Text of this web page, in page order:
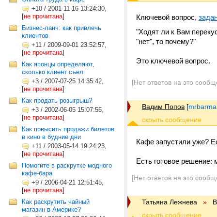
+10 / 2001-11-16 13:24:30,
[не прочитана]
Бизнес-ланч: как привлечь
клиентов
+11 / 2009-09-01 23:52:57,
[не прочитана]
Как японцы определяют,
сколько клиент съел
+3 / 2007-07-25 14:35:42,
[не прочитана]
Как продать розыгрыш?
+3 / 2002-06-05 15:07:56,
[не прочитана]
Как повысить продажи билетов
в кино в будние дни
+11 / 2003-05-14 19:24:23,
[не прочитана]
Помогите в раскрутке модного
кафе-бара
+9 / 2006-04-21 12:51:45,
[не прочитана]
Как раскрутить чайный
магазин в Америке?
Ключевой вопрос,
"Ходят ли к Вам
"нет", то почему?"
Это ключевой вопрос.
[Нет ответов на это
Вадим Попов [
Кафе запустили уже?
Есть готовое
[Нет ответов на это
Татьяна Лежнева »